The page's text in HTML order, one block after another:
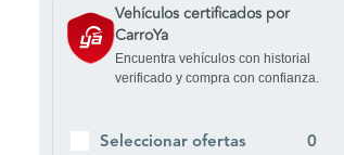
Vehículos certificados por
CarroYa
Encuentra vehículos con historial
verificado y compra con confianza.
Seleccionar ofertas 0